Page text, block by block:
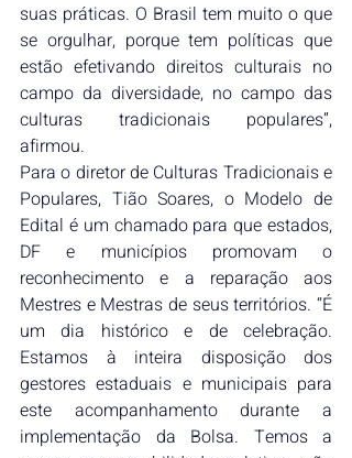
suas práticas. O Brasil tem muito o que
se orgulhar, porque tem políticas que
estão efetivando direitos culturais no
campo da diversidade, no campo das
culturas tradicionais populares”,
afirmou.
Para o diretor de Culturas Tradicionais e
Populares, Tião Soares, o Modelo de
Edital é um chamado para que estados,
DF e municípios promovam o
reconhecimento e a reparação aos
Mestres e Mestras de seus territórios. “É
um dia histórico e de celebração.
Estamos à inteira disposição dos
gestores estaduais e municipais para
este acompanhamento durante a
implementação da Bolsa. Temos a